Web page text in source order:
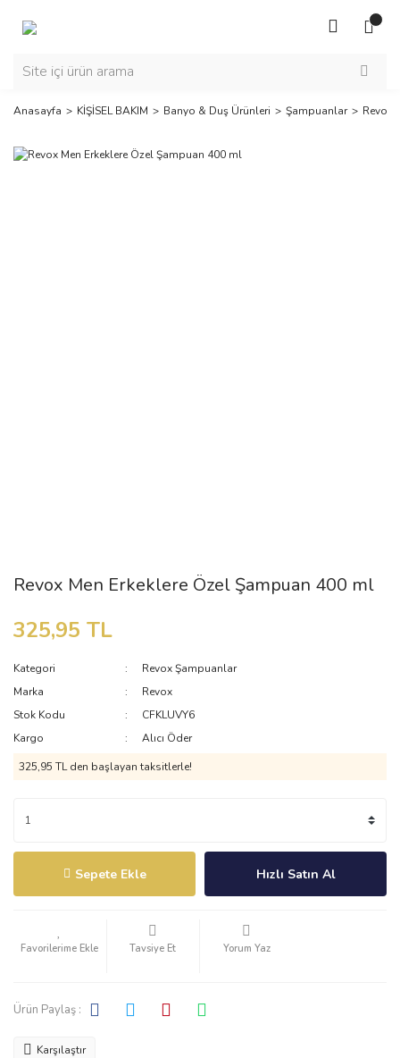
Anasayfa KİŞİSEL BAKIM Banyo & Duş Ürünleri Şampuanlar Revox
Revox Men Erkeklere Özel Şampuan 400 ml
325,95 TL
Kategori
Revox Şampuanlar
Marka
Revox
Stok Kodu
CFKLUVY6
Kargo
Alıcı Öder
325,95 TL den başlayan taksitlerle!
Sepete Ekle Hızlı Satın Al
Tavsiye Et Yorum Yaz
Ürün Paylaş :
Karşılaştır